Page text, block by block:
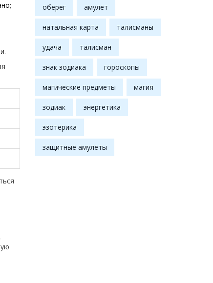
оберег амулет
натальная карта талисманы
удача талисман
знак зодиака гороскопы
магические предметы магия
зодиак энергетика
эзотерика
защитные амулеты